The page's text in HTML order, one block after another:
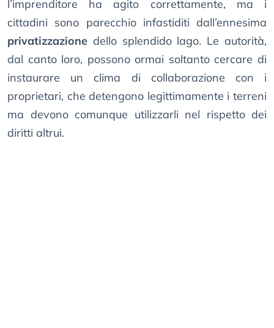
l’imprenditore ha agito correttamente, ma i
cittadini sono parecchio infastiditi dall’ennesima
privatizzazione dello splendido lago. Le autorità,
dal canto loro, possono ormai soltanto cercare di
instaurare un clima di collaborazione con i
proprietari, che detengono legittimamente i terreni
ma devono comunque utilizzarli nel rispetto dei
diritti altrui.